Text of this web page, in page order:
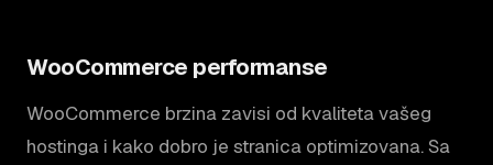
WooCommerce performanse
WooCommerce brzina zavisi od kvaliteta vašeg
hostinga i kako dobro je stranica optimizovana. Sa